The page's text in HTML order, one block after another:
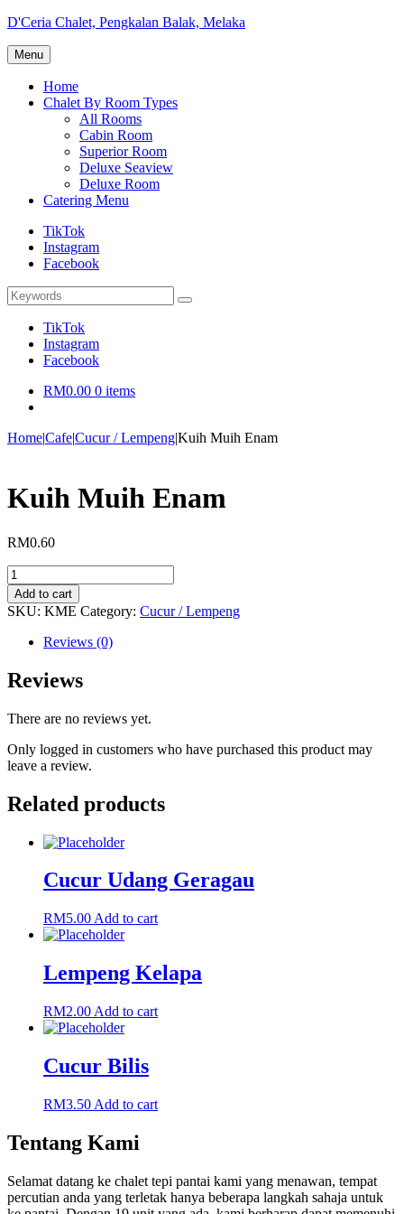
Skip
content
D'Ceria Chalet, Pengkalan Balak, Melaka
Terdapat
Sehingga
Menu
Home
Chalet By Room Types
All Rooms
Cabin Room
Superior Room
Deluxe Seaview
Deluxe Room
Catering Menu
TikTok
Instagram
Facebook
Search
for:
Search
TikTok
Instagram
Facebook
RM0.00 0 items
Home|Cafe|Cucur / Lempeng|Kuih Muih Enam
Kuih Muih Enam
RM0.60
Kuih
Muih
Enam
quantity
Add to cart
SKU: KME Category: Cucur / Lempeng
Reviews (0)
Reviews
There are no reviews yet.
Only logged in customers who have purchased this product may
leave a review.
Related products
Cucur Udang Geragau
RM5.00 Add to cart
Lempeng Kelapa
RM2.00 Add to cart
Cucur Bilis
RM3.50 Add to cart
Tentang Kami
Selamat datang ke chalet tepi pantai kami yang menawan, tempat
percutian anda yang terletak hanya beberapa langkah sahaja untuk